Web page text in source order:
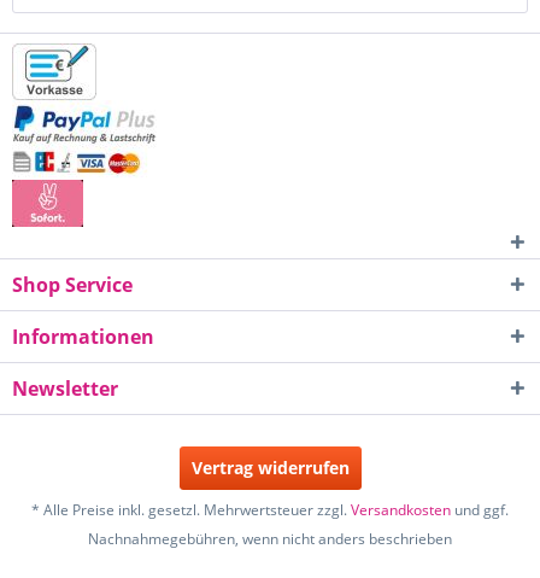
Shop Service
Informationen
Newsletter
Vertrag widerrufen
* Alle Preise inkl. gesetzl. Mehrwertsteuer zzgl.Versandkosten und ggf.
Nachnahmegebühren, wenn nicht anders beschrieben